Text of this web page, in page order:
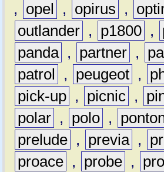
,
opel , opirus ,
outlander , p1800 ,
panda , partner ,
patrol
, peugeot ,
pick-up , picnic ,
polar , polo ,
prelude , previa ,
proace , probe ,